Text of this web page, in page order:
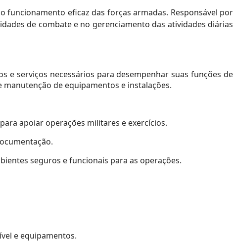
funcionamento eficaz das forças armadas. Responsável por
de combate e no gerenciamento das atividades diárias
e serviços necessários para desempenhar suas funções de
de equipamentos e instalações.
apoiar operações militares e exercícios.
seguros e funcionais para as operações.
e equipamentos.